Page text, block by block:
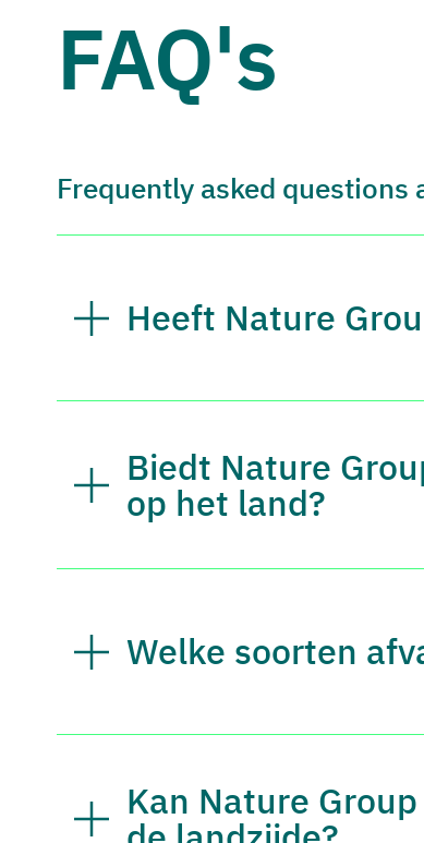
FAQ's
Frequently asked questions
Heeft Nature
Biedt Nature
op het land?
Welke soorten
Kan Nature